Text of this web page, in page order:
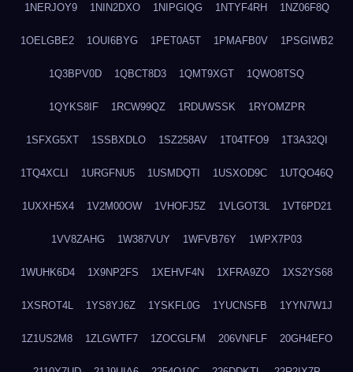
1NERJOY9 1NIN2DXO 1NIPGIQG 1NTYF4RH 1NZ06F8Q
1OELGBE2 1OUI6BYG 1PET0A5T 1PMAFB0V 1PSGIWB2
1Q3BPV0D 1QBCT8D3 1QMT9XGT 1QWO8TSQ
1QYKS8IF 1RCW99QZ 1RDUWSSK 1RYOMZPR
1SFXG5XT 1SSBXDLO 1SZ258AV 1T04TFO9 1T3A32QI
1TQ4XCLI 1URGFNU5 1USMDQTI 1USXOD9C 1UTQO46Q
1UXXH5X4 1V2M00OW 1VHOFJ5Z 1VLGOT3L 1VT6PD21
1VV8ZAHG 1W387VUY 1WFVB76Y 1WPX7P03
1WUHK6D4 1X9NP2FS 1XEHVF4N 1XFRA9ZO 1XS2YS68
1XSROT4L 1YS8YJ6Z 1YSKFL0G 1YUCNSFB 1YYN7W1J
1Z1US2M8 1ZLGWTF7 1ZOCGLFM 206VNFLF 20GH4EFO